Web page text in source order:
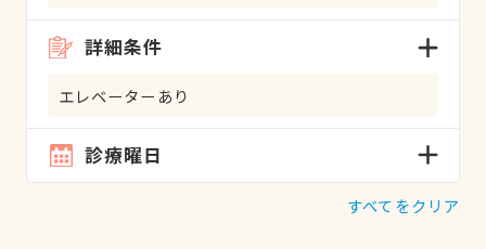
詳細条件
エレベーターあり
診療曜日
すべてをクリア